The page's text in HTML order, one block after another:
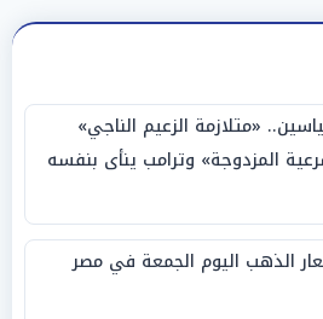
«متلازمة الزعيم الناجي»
المزدوجة» وترامب ينأى بنفسه
«ميتم استراتيجي»
الذهب اليوم الجمعة في مصر